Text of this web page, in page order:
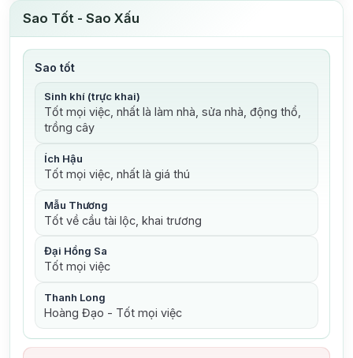
Sao Tốt - Sao Xấu
Sao tốt
Sinh khí (trực khai)
Tốt mọi việc, nhất là làm nhà, sửa nhà, động thổ,
trồng cây
Ích Hậu
Tốt mọi việc, nhất là giá thú
Mẫu Thương
Tốt về cầu tài lộc, khai trương
Đại Hồng Sa
Tốt mọi việc
Thanh Long
Hoàng Đạo - Tốt mọi việc